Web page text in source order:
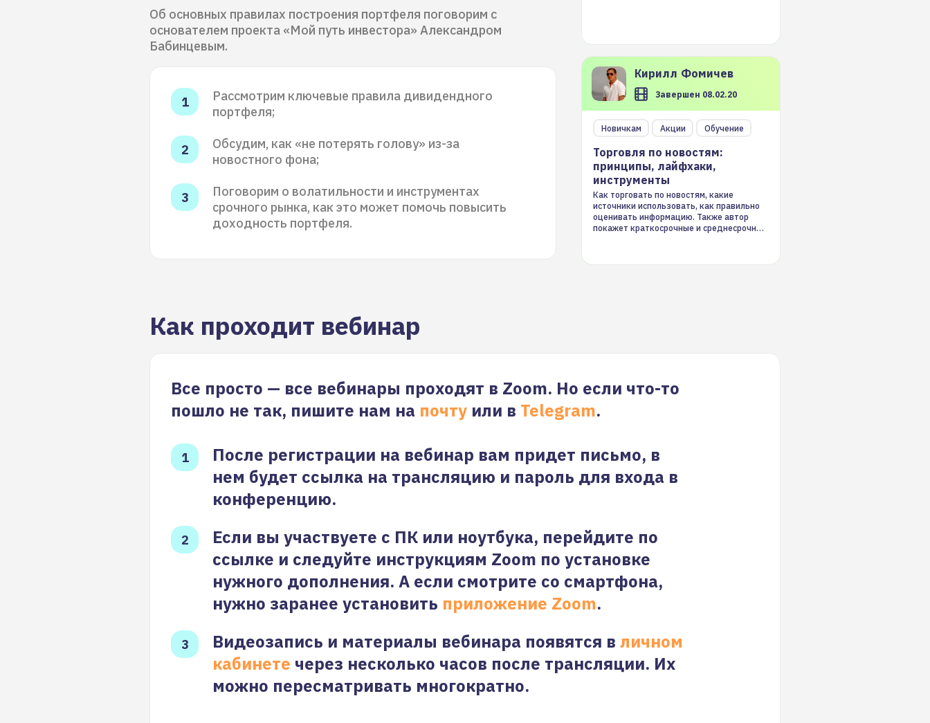
Об основных правилах построения портфеля поговорим с
основателем проекта «Мой путь инвестора» Александром
Бабинцевым.
Рассмотрим ключевые правила дивидендного
портфеля;
Обсудим, как «не потерять голову» из-за
новостного фона;
Поговорим о волатильности и инструментах
срочного рынка, как это может помочь повысить
доходность портфеля.
Кирилл Фомичев
Завершен 08.02.20
Новичкам Акции Обучение
Торговля по новостям:
принципы, лайфхаки,
инструменты
Как торговать по новостям, какие
источники использовать, как правильно
оценивать информацию. Также автор
покажет краткосрочные и среднесрочные
Как проходит вебинар
Все просто — все вебинары проходят в Zoom. Но если что-то
пошло не так, пишите нам на почту или в Telegram.
После регистрации на вебинар вам придет письмо, в
нем будет ссылка на трансляцию и пароль для входа в
конференцию.
Если вы участвуете с ПК или ноутбука, перейдите по
ссылке и следуйте инструкциям Zoom по установке
нужного дополнения. А если смотрите со смартфона,
нужно заранее установить приложение Zoom.
Видеозапись и материалы вебинара появятся в личном
кабинете через несколько часов после трансляции. Их
можно пересматривать многократно.